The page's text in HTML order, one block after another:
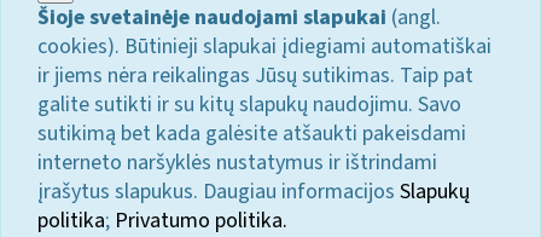
Šioje svetainėje naudojami slapukai (angl.
cookies). Būtinieji slapukai įdiegiami automatiškai
ir jiems nėra reikalingas Jūsų sutikimas. Taip pat
galite sutikti ir su kitų slapukų naudojimu. Savo
sutikimą bet kada galėsite atšaukti pakeisdami
interneto naršyklės nustatymus ir ištrindami
įrašytus slapukus. Daugiau informacijos Slapukų
politika; Privatumo politika.